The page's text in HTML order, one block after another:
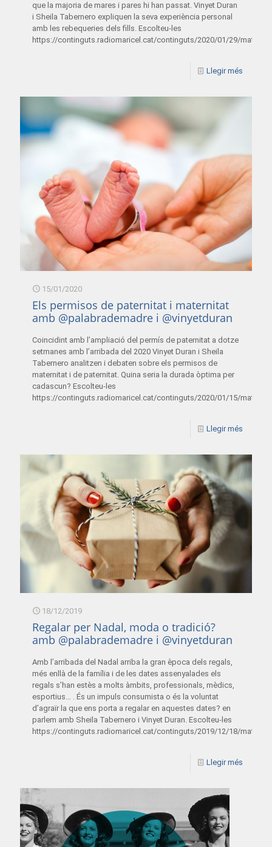
que la majoria de mares i pares hi han passat. Vinyet Duran
i Sheila Tabernero expliquen la seva experiència personal
amb les rebequeries dels fills. Escolteu-les
https://continguts.radiomaricel.cat/continguts/2020/01/29/
Llegir més
15/01/2020
Els permisos de paternitat i maternitat
amb @palabrademadre i @vinyetduran
Coincidint amb l’ampliació del permís de paternitat a dotze
setmanes amb l’arribada del 2020 Vinyet Duran i Sheila
Tabernero analitzen i debaten sobre els permisos de
maternitat i de paternitat. Quina seria la durada òptima per
cadascun? Escolteu-les
https://continguts.radiomaricel.cat/continguts/2020/01/15/
Llegir més
18/12/2019
Regalar per Nadal, moda o tradició?
amb @palabrademadre i @vinyetduran
Amb l’arribada del Nadal arriba la gran època dels regals,
més enllà de la família i de les dates assenyalades els
regals s’han estès a molts àmbits, professionals, mèdics,
esportius… . És un impuls consumista o és la voluntat
d’agraïr la que ens porta a regalar en aquestes dates? en
parlem amb Sheila Tabernero i Vinyet Duran. Escolteu-les
https://continguts.radiomaricel.cat/continguts/2019/12/18/
Llegir més